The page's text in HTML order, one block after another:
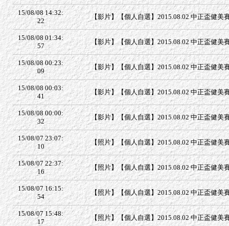
15/08/08 14:32:
22
【影片】【個人自選】2015.08.02 中正盃健美
15/08/08 01:34:
57
【影片】【個人自選】2015.08.02 中正盃健美
15/08/08 00:23:
09
【影片】【個人自選】2015.08.02 中正盃健美
15/08/08 00:03:
41
【影片】【個人自選】2015.08.02 中正盃健美
15/08/08 00:00:
32
【影片】【個人自選】2015.08.02 中正盃健美
15/08/07 23:07:
10
【照片】【個人自選】2015.08.02 中正盃健美
15/08/07 22:37:
16
【照片】【個人自選】2015.08.02 中正盃健美
15/08/07 16:15:
54
【照片】【個人自選】2015.08.02 中正盃健美
15/08/07 15:48:
17
【照片】【個人自選】2015.08.02 中正盃健美